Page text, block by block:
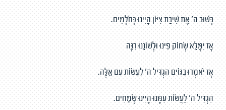
בְּשׁוּב ה' אֶת שִׁיבַת צִיּוֹן הָיִינוּ כְּחֹלְמִים.
אָז יִמָּלֵא שְׂחוֹק פִּינוּ וּלְשׁוֹנֵנוּ רִנָּה
אָז יֹאמְרוּ בַגּוֹיִם הִגְדִּיל ה' לַעֲשׂוֹת עִם אֵלֶּה.
הִגְדִּיל ה' לַעֲשׂוֹת עִמָּנוּ הָיִינוּ שְׂמֵחִים.